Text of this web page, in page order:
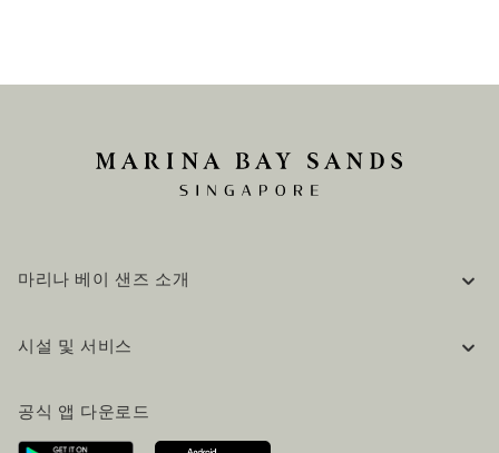
마리나 베이 샌즈 소개
채용 / 커리어
문의하기
시설 및 서비스
방문 계획
오시는길
공식 앱 다운로드